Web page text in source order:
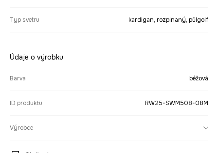
Typ svetru kardigan, rozpinaný, půlgolf
Údaje o výrobku
Barva béžová
ID produktu RW25-SWM508-08M
Výrobce